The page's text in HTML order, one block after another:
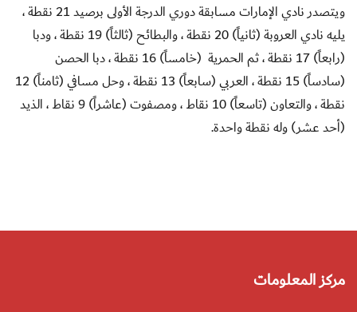
ويتصدر نادي الإمارات مسابقة دوري الدرجة الأولى برصيد 21 نقطة ،
يليه نادي العروبة (ثانياً) 20 نقطة ، والبطائح (ثالثاً) 19 نقطة ، ودبا
(رابعاً) 17 نقطة ، ثم الحمرية (خامساً) 16 نقطة ، دبا الحصن
(سادساً) 15 نقطة ، العربي (سابعاً) 13 نقطة ، وحل مسافي (ثامناً) 12
نقطة ، والتعاون (تاسعاً) 10 نقاط ، ومصفوت (عاشراً) 9 نقاط ، الذيد
(أحد عشر) وله نقطة واحدة.
مركز المعلومات